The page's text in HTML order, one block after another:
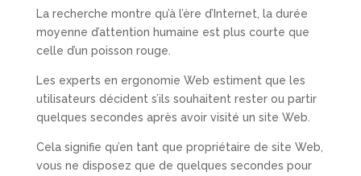
La recherche montre qu’à l’ère d’Internet, la durée
moyenne d’attention humaine est plus courte que
celle d’un poisson rouge.
Les experts en ergonomie Web estiment que les
utilisateurs décident s’ils souhaitent rester ou partir
quelques secondes après avoir visité un site Web.
Cela signifie qu’en tant que propriétaire de site Web,
vous ne disposez que de quelques secondes pour